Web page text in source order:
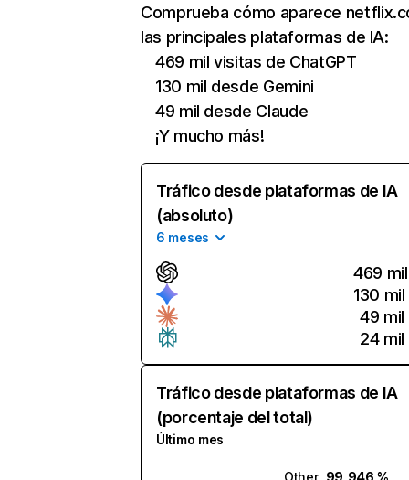
Comprueba cómo aparece
las principales plataformas de IA:
469 mil visitas de ChatGPT
130 mil desde Gemini
49 mil desde Claude
¡Y mucho más!
Tráfico desde plataformas de IA
(absoluto)
6 meses
469 mil
130 mil
49 mil
24 mil
Tráfico desde plataformas de IA
(porcentaje del total)
Último mes
Other 99,946 %